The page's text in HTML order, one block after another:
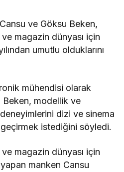
ve Göksu Beken,
ve magazin dünyası için
umutlu olduklarını
mühendisi olarak
Beken, modellik ve
dizi ve sinema
istediğini söyledi.
ve magazin dünyası için
manken Cansu